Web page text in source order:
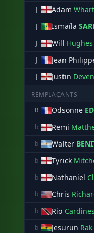
J Adam
J Ismaïla
J Will Hughes
J
Jean
J
Justin
REMPLAÇANTS
R
Odsonne
b
Remi
b Walter
b Tyrick
b Nathaniel
b Chris
b Rio Cardines
b Jesurun